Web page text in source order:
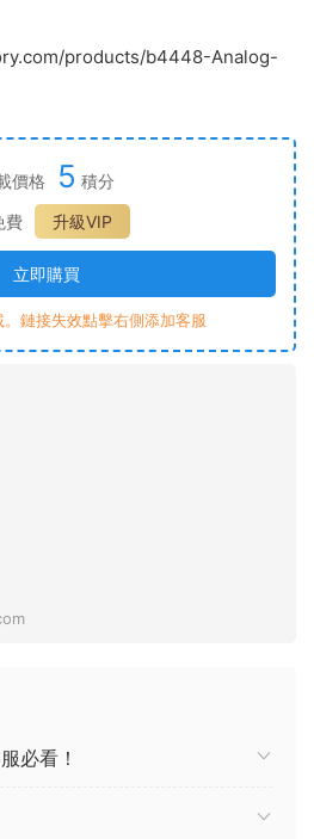
products/b4448-Analog-
價格 5 積分
費
升級VIP
立即購買
鏈接失效點擊右側添加客服
必看！